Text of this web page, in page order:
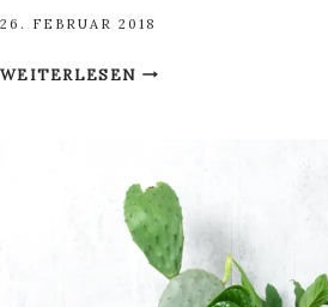
26. FEBRUAR 2018
WEITERLESENTROPICAL
TRENDMATERIAL
MESSING
GRÜN
INSZENIERT